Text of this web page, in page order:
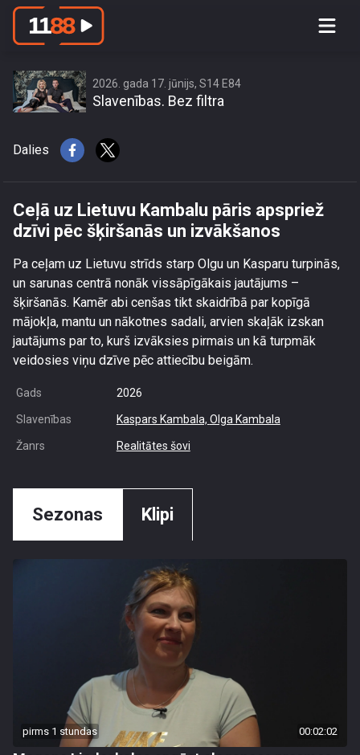
Ceļā uz Lietuvu Kambalu pāris
2026. gada 17. jūnijs, S14 E84
Slavenības. Bez filtra
Dalies
Ceļā uz Lietuvu Kambalu pāris apspriež
dzīvi pēc šķiršanās un izvākšanos
Pa ceļam uz Lietuvu strīds starp Olgu un Kasparu turpinās,
un sarunas centrā nonāk vissāpīgākais jautājums –
šķiršanās. Kamēr abi cenšas tikt skaidrībā par kopīgā
mājokļa, mantu un nākotnes sadali, arvien skaļāk izskan
jautājums par to, kurš izvāksies pirmais un kā turpmāk
veidosies viņu dzīve pēc attiecību beigām.
Gads 2026
Slavenības Kaspars Kambala, Olga Kambala
Žanrs Realitātes šovi
Sezonas Klipi
pirms 1 stundas 00:02:02